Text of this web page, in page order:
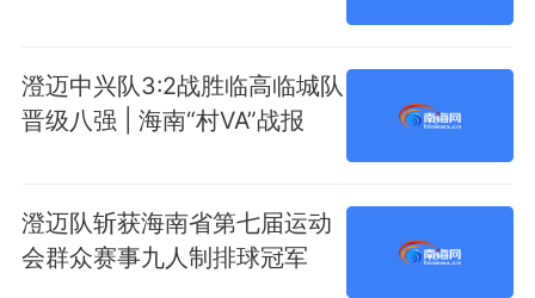
澄迈中兴队3:2战胜临高临城队
晋级八强 | 海南“村VA”战报
澄迈队斩获海南省第七届运动
会群众赛事九人制排球冠军